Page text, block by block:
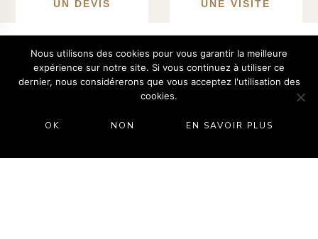
UN DEVIS
UNE VISITE
Nous utilisons des cookies pour vous garantir la meilleure
expérience sur notre site. Si vous continuez à utiliser ce
dernier, nous considérerons que vous acceptez l'utilisation des
cookies.
OK NON EN SAVOIR PLUS